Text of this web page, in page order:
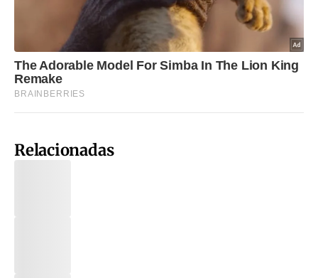
Relacionadas